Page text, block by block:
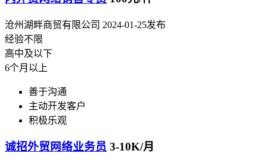
沧州湖畔商贸有限公司 2024-01-25发布
经验不限
高中及以下
6个月以上
善于沟通
主动开发客户
积极乐观
诚招外贸网络业务员 3-10K/月